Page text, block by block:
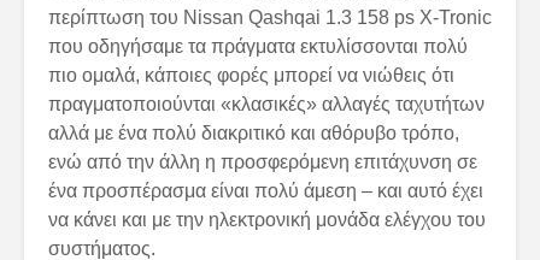
περίπτωση του Nissan Qashqai 1.3 158 ps X-Tronic
που οδηγήσαμε τα πράγματα εκτυλίσσονται πολύ
πιο ομαλά, κάποιες φορές μπορεί να νιώθεις ότι
πραγματοποιούνται «κλασικές» αλλαγές ταχυτήτων
αλλά με ένα πολύ διακριτικό και αθόρυβο τρόπο,
ενώ από την άλλη η προσφερόμενη επιτάχυνση σε
ένα προσπέρασμα είναι πολύ άμεση – και αυτό έχει
να κάνει και με την ηλεκτρονική μονάδα ελέγχου του
συστήματος.